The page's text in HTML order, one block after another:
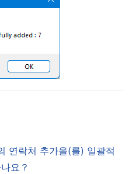
연락처 추가을(를) 일괄적
요？